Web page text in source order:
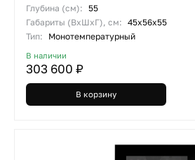
Глубина (см): 55
Габариты (ВхШхГ), см: 45x56x55
Тип:
Монотемпературный
В наличии
303 600 ₽
В корзину